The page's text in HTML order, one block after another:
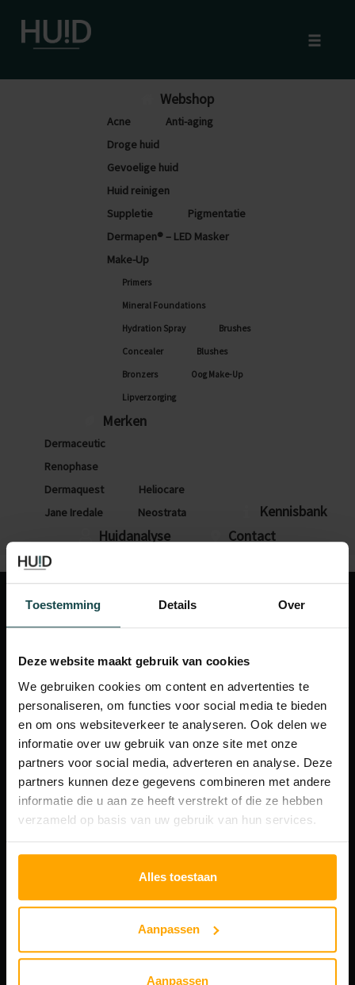
Toestemming Details Over
Deze website maakt gebruik van cookies
We gebruiken cookies om content en advertenties te
personaliseren, om functies voor social media te bieden
en om ons websiteverkeer te analyseren. Ook delen we
informatie over uw gebruik van onze site met onze
partners voor social media, adverteren en analyse. Deze
partners kunnen deze gegevens combineren met andere
informatie die u aan ze heeft verstrekt of die ze hebben
verzameld op basis van uw gebruik van hun services.
Alles toestaan
Aanpassen
Aanpassen
Webshop
Acne
Anti-aging
Droge huid
Gevoelige huid
Huid reinigen
Suppletie
Pigmentatie
Dermapen® – LED Masker
Make-Up
Primers
Mineral Foundations
Hydration Spray Brushes
Concealer Blushes
Bronzers Oog Make-Up
Lipverzorging
Merken
Dermaceutic
Renophase
Dermaquest
Heliocare
Jane Iredale
Neostrata
Kennisbank
Huidanalyse
Contact
TAG
huid rotterdam